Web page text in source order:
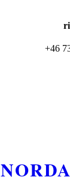
+46